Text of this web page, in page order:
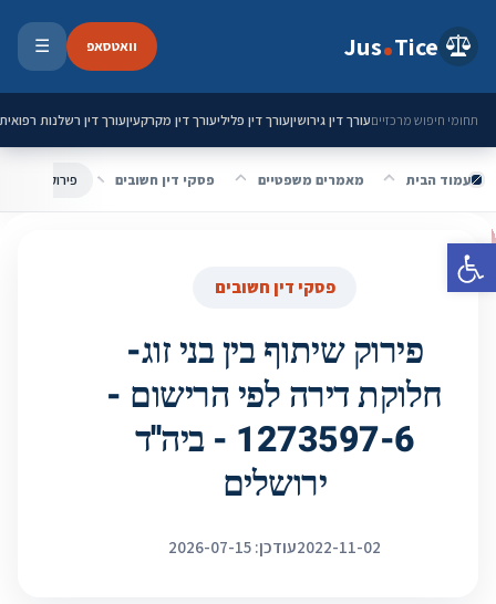
פתח סרגל נגישות
Jus Tice וואטסאפ ☰
תחומי חיפוש מרכזייםעורך דין גירושיןעורך דין פליליעורך דין מקרקעיןעורך דין רשלנות רפואית
עמוד הבית מאמרים משפטיים פסקי דין חשובים
פסקי דין חשובים
פירוק שיתוף בין בני זוג-
חלוקת דירה לפי הרישום -
1273597-6 - ביה''ד
ירושלים
2022-11-02עודכן: 2026-07-15